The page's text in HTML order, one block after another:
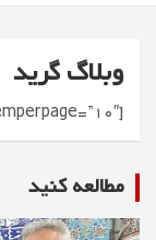
وبلاگ گرید
[wd_blog columns=”3″ itemperpage=”10″]
مطالعه كنيد